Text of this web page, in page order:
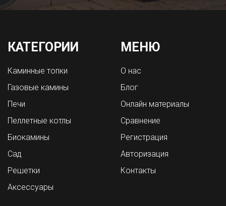
КАТЕГОРИИ
Каминные топки
Газовые камины
Печи
Пеллетные котлы
Биокамины
Сад
Решетки
Аксессуары
МЕНЮ
О нас
Блог
Онлайн материалы
Сравнение
Регистрация
Авторизация
Контакты